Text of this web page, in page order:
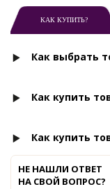
КАК КУПИТЬ?
Как выбрать
Как купить
Как купить
НЕ НАШЛИ ОТВЕТ
НА СВОЙ ВОПРОС?